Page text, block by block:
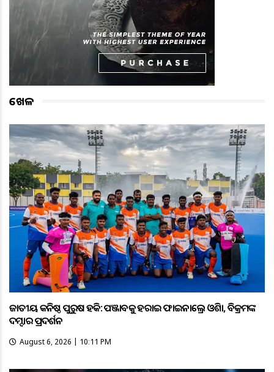
ଖେଳ
ଜାତୀୟ କନିଷ୍ଠ ପୁରୁଷ ହକି: ପଞ୍ଜାବକୁ ହରାଇ ଫାଇନାଲ୍ରେ ଓଡ଼ିଶା, ବିକ୍ରମଙ୍କ
ଦମ୍ଦାର ପ୍ରଦର୍ଶନ
August 6, 2026 | 10:11 PM